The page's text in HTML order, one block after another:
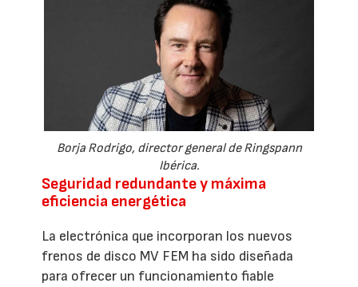
Borja Rodrigo, director general de Ringspann
Ibérica.
Seguridad redundante y máxima
eficiencia energética
La electrónica que incorporan los nuevos
frenos de disco MV FEM ha sido diseñada
para ofrecer un funcionamiento fiable